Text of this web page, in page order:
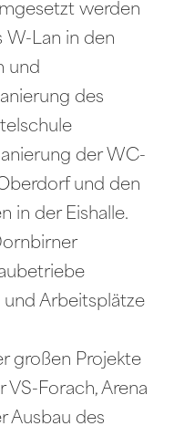
werden
W-Lan in den
und
des
der WC-
und den
in der Eishalle.
Arbeitsplätze
großen Projekte
VS-Forach, Arena
Ausbau des